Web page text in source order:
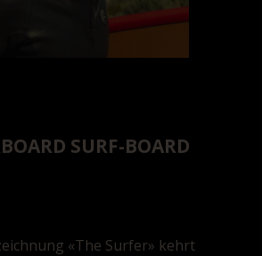
SURF-BOARD
«The Surfer» kehrt